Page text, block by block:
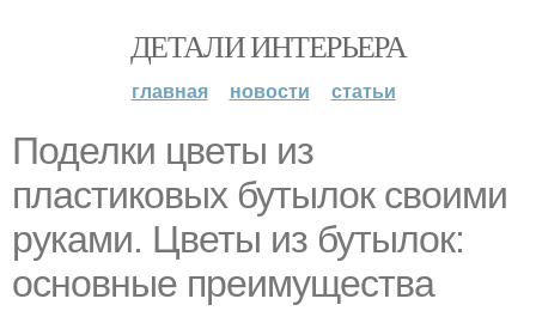
ДЕТАЛИ ИНТЕРЬЕРА
главная новости статьи
Поделки цветы из
пластиковых бутылок своими
руками. Цветы из бутылок:
основные преимущества